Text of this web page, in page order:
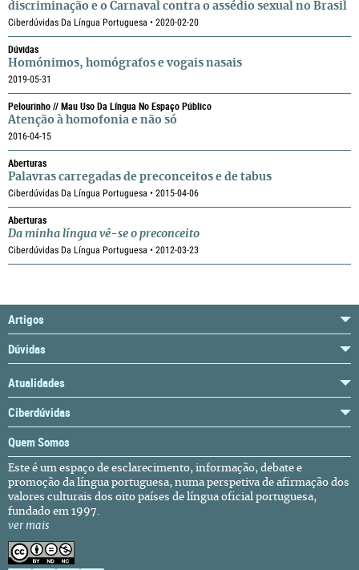
discriminação e o Carnaval contra o assédio sexual no Brasil
Ciberdúvidas Da Língua Portuguesa • 2020-02-20
Dúvidas
Homónimos, homógrafos e vogais nasais
2019-05-31
Pelourinho // Mau Uso Da Língua No Espaço Público
Atenção à homofonia e não só
2016-04-15
Aberturas
Palavras carregadas de preconceitos e de tabus
Ciberdúvidas Da Língua Portuguesa • 2015-04-06
Aberturas
Da minha língua vê-se o preconceito
Ciberdúvidas Da Língua Portuguesa • 2012-03-23
Artigos
Dúvidas
Atualidades
Ciberdúvidas
Quem Somos
Este é um espaço de esclarecimento, informação, debate e
promoção da língua portuguesa, numa perspetiva de afirmação dos
valores culturais dos oito países de língua oficial portuguesa,
fundado em 1997.
ver mais